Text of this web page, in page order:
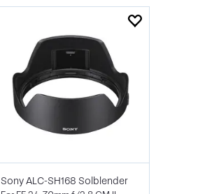
Sony ALC-SH168 Solblender